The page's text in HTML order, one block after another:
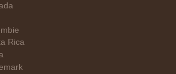
Rica